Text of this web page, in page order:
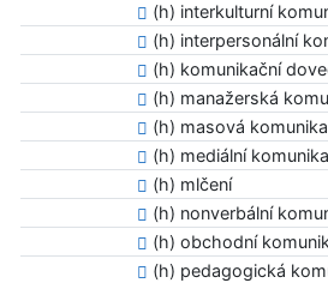
(h) interkulturní
(h) interpersonální
(h) komunikační
(h) manažerská
(h) masová
(h) mediální
(h) mlčení
(h) nonverbální
(h) obchodní
(h) pedagogická